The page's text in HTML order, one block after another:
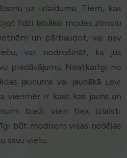
uz izlaidumu. Tiem, kas
līdzi labāko modes zīmolu
un pārbaudot, vai nav
var nodrošināt, ka jūs
piedāvājumu. Neatkarīgi no
jaunums vai jaunākā Levi
vienmēr ir kaut kas jauns un
bieži vien tiek izlaisti
būt modriem visas nedēļas
savu vietu.